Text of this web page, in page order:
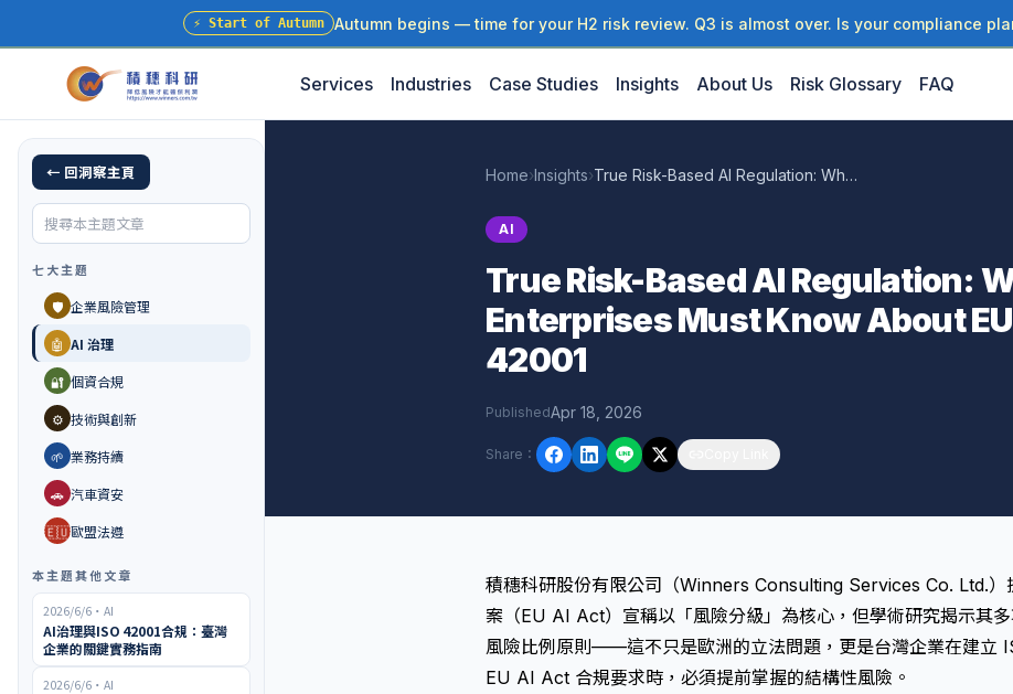
⚡ Start of Autumn Autumn begins — time for your H2 risk review. Q3 is almost over. Is your compliance
Services Industries Case Studies Insights About Us Risk Glossary FAQ
← 回洞察主頁
七大主題
🛡️ 企業風險管理
🤖 AI 治理
🔐 個資合規
⚙️ 技術與創新
🌱 業務持續
🚗 汽車資安
🇪🇺歐盟法遵
本主題其他文章
2026/6/6 ・ AI
AI治理與ISO 42001合規：臺灣
企業的關鍵實務指南
2026/6/6 ・ AI
Home›Insights› True Risk-Based AI Regulation: What Taiwan Enterprises Must Know About EU AI Act & ISO 42001
AI
True Risk-Based AI Regulation:
Enterprises Must Know About EU
42001
PublishedApr 18, 2026
Share ：
積穗科研股份有限公司（Winners Consulting Services Co. Ltd.）
案（EU AI Act）宣稱以「風險分級」為核心，但學術研究揭示其
風險比例原則——這不只是歐洲的立法問題，更是台灣企業在建立
EU AI Act 合規要求時，必須提前掌握的結構性風險。